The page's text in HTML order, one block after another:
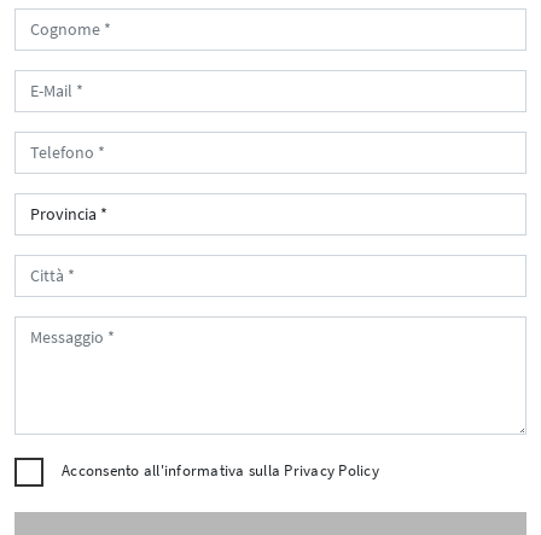
Acconsento all'informativa sulla Privacy Policy